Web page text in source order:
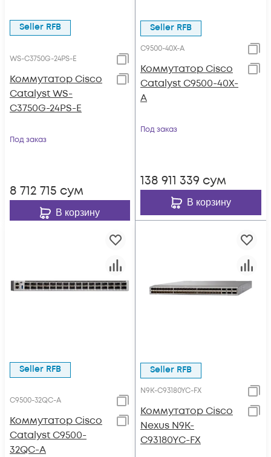
Seller RFB
WS-C3750G-24PS-E
Коммутатор Cisco
Catalyst WS-
C3750G-24PS-E
Под заказ
8 712 715 сум
В корзину
Seller RFB
C9500-40X-A
Коммутатор Cisco
Catalyst C9500-40X-
A
Под заказ
138 911 339 сум
В корзину
Seller RFB
C9500-32QC-A
Коммутатор Cisco
Catalyst C9500-
32QC-A
Seller RFB
N9K-C93180YC-FX
Коммутатор Cisco
Nexus N9K-
C93180YC-FX